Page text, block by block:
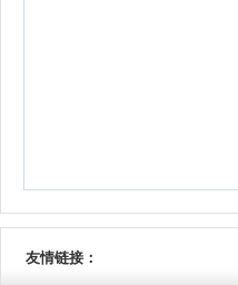
友情链接：